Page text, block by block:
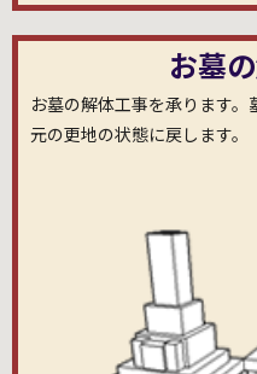
お墓
お墓の解体工事を承ります
元の更地の状態に戻します。